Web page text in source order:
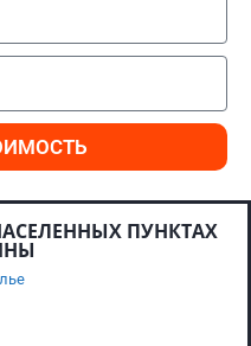
ПУНКТАХ